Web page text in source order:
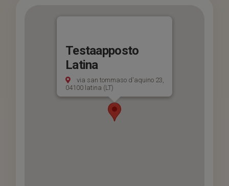
Testaapposto
Latina
via san tommaso d'aquino 23,
04100 latina (LT)